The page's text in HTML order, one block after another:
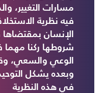
مسارات التغيير،
فيه نظرية
الإنسان
شروطها ركنا مهما
الوعي والسعي،
وبعده يشكل
في هذه النظرية